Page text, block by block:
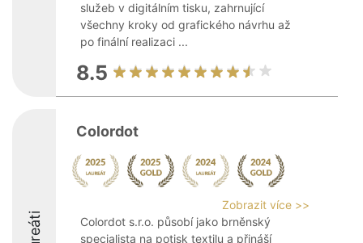
služeb v digitálním tisku, zahrnující
všechny kroky od grafického návrhu až
po finální realizaci ...
8.5
Colordot
Zobrazit více >>
Colordot s.r.o. působí jako brněnský
specialista na potisk textilu a přináší